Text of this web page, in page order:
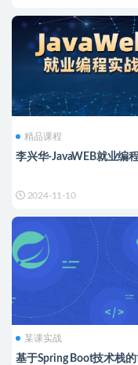
精品课程
李兴华-JavaWEB就业编
2024-11-10
某课实战
基于Spring Boot技术栈